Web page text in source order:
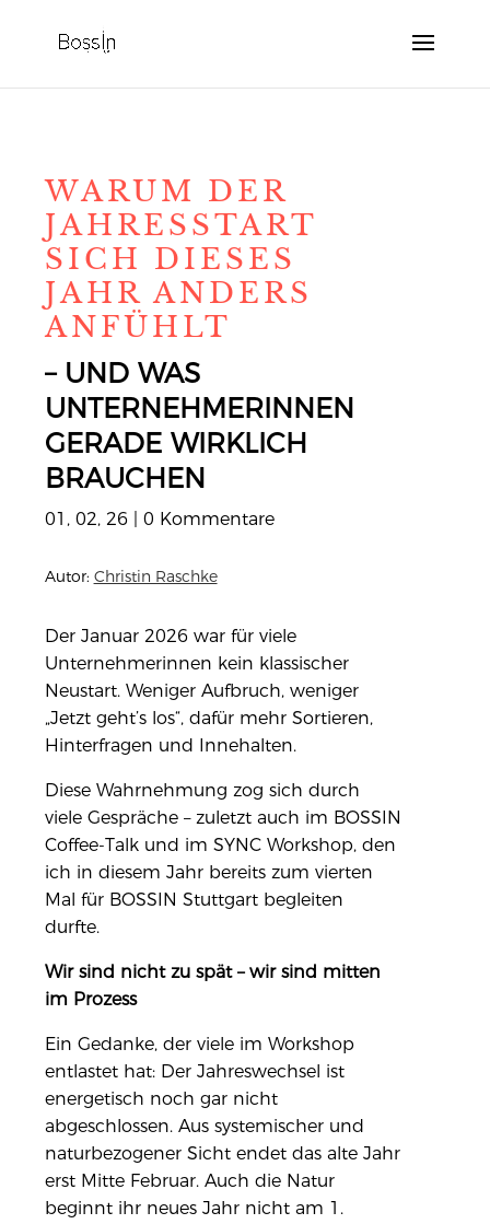
WARUM DER
JAHRESSTART
SICH DIESES
JAHR ANDERS
ANFÜHLT
– UND WAS
UNTERNEHMERINNEN
GERADE WIRKLICH
BRAUCHEN
01, 02, 26 0 Kommentare
Autor: Christin Raschke
Der Januar 2026 war für viele
Unternehmerinnen kein klassischer
Neustart. Weniger Aufbruch, weniger
„Jetzt geht’s los“, dafür mehr Sortieren,
Hinterfragen und Innehalten.
Diese Wahrnehmung zog sich durch
viele Gespräche – zuletzt auch im BOSSIN
Coffee-Talk und im SYNC Workshop, den
ich in diesem Jahr bereits zum vierten
Mal für BOSSIN Stuttgart begleiten
durfte.
Wir sind nicht zu spät – wir sind mitten
im Prozess
Ein Gedanke, der viele im Workshop
entlastet hat: Der Jahreswechsel ist
energetisch noch gar nicht
abgeschlossen. Aus systemischer und
naturbezogener Sicht endet das alte Jahr
erst Mitte Februar. Auch die Natur
beginnt ihr neues Jahr nicht am 1.